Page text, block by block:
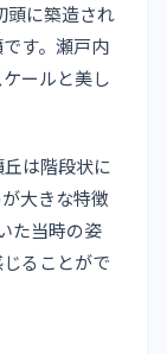
頭に築造され
す。瀬戸内
ールと美し
は階段状に
大きな特徴
た当時の姿
ることがで